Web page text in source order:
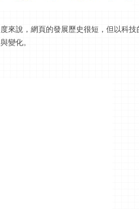
來說，網頁的發展歷史很短，但以科
變化。